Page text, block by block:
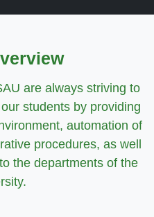
are always striving to
students by providing
automation of
procedures, as well
the departments of the